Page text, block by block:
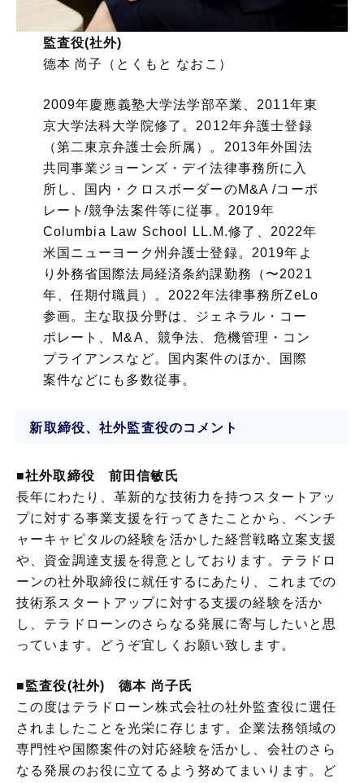
監査役(社外)
德本 尚子（とくもと なおこ）
2009年慶應義塾大学法学部卒業、2011年東
京大学法科大学院修了。2012年弁護士登録
（第二東京弁護士会所属）。2013年外国法
共同事業ジョーンズ・デイ法律事務所に入
所し、国内・クロスボーダーのM&A /コーポ
レート/競争法案件等に従事。2019年
Columbia Law School LL.M.修了、2022年
米国ニューヨーク州弁護士登録。2019年よ
り外務省国際法局経済条約課勤務（〜2021
年、任期付職員）。2022年法律事務所ZeLo
参画。主な取扱分野は、ジェネラル・コー
ポレート、M&A、競争法、危機管理・コン
プライアンスなど。国内案件のほか、国際
案件などにも多数従事。
新取締役、社外監査役のコメント
■社外取締役 前田信敏氏
長年にわたり、革新的な技術力を持つスタートアッ
プに対する事業支援を行ってきたことから、ベンチ
ャーキャピタルの経験を活かした経営戦略立案支援
や、資金調達支援を得意としております。テラドロ
ーンの社外取締役に就任するにあたり、これまでの
技術系スタートアップに対する支援の経験を活か
し、テラドローンのさらなる発展に寄与したいと思
っています。どうぞ宜しくお願い致します。
■監査役(社外) 德本 尚子氏
この度はテラドローン株式会社の社外監査役に選任
されましたことを光栄に存じます。企業法務領域の
専門性や国際案件の対応経験を活かし、会社のさら
なる発展のお役に立てるよう努めてまいります。ど